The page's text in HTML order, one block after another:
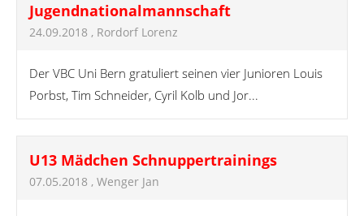
Jugendnationalmannschaft
24.09.2018 , Rordorf Lorenz
Der VBC Uni Bern gratuliert seinen vier Junioren Louis
Porbst, Tim Schneider, Cyril Kolb und Jor...
U13 Mädchen Schnuppertrainings
07.05.2018 , Wenger Jan